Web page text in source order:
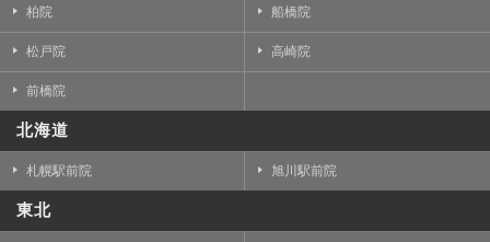
柏院 船橋院
松戸院 高崎院
前橋院
北海道
札幌駅前院 旭川駅前院
東北